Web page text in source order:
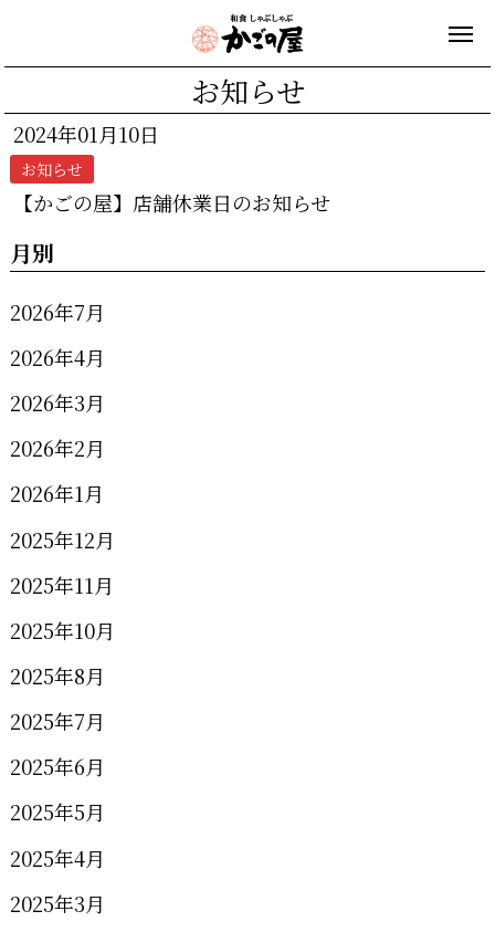
お知らせ
2024年01月10日
お知らせ
【かごの屋】店舗休業日のお知らせ
月別
2026年7月
2026年4月
2026年3月
2026年2月
2026年1月
2025年12月
2025年11月
2025年10月
2025年8月
2025年7月
2025年6月
2025年5月
2025年4月
2025年3月